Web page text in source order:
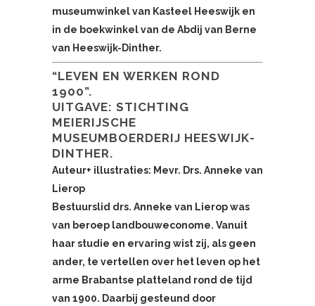
museumwinkel van Kasteel Heeswijk en
in de boekwinkel van de Abdij van Berne
van Heeswijk-Dinther.
“LEVEN EN WERKEN ROND
1900”.
UITGAVE: STICHTING
MEIERIJSCHE
MUSEUMBOERDERIJ HEESWIJK-
DINTHER.
Auteur+ illustraties: Mevr. Drs. Anneke van
Lierop
Bestuurslid drs. Anneke van Lierop was
van beroep landbouweconome. Vanuit
haar studie en ervaring wist zij, als geen
ander, te vertellen over het leven op het
arme Brabantse platteland rond de tijd
van 1900. Daarbij gesteund door